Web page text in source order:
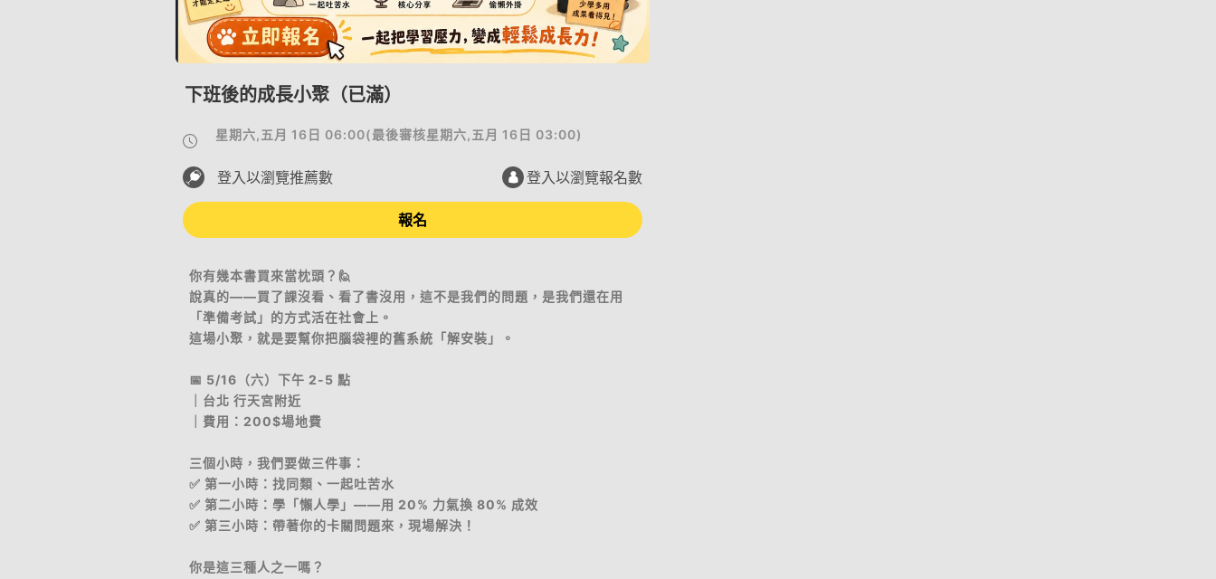
下班後的成長小聚（已滿）
星期六,五月 16日 06:00(最後審核星期六,五月 16日 03:00)
登入以瀏覽推薦數 登入以瀏覽報名數
報名
你有幾本書買來當枕頭？🙋
說真的——買了課沒看、看了書沒用，這不是我們的問題，是我們還在用
「準備考試」的方式活在社會上。
這場小聚，就是要幫你把腦袋裡的舊系統「解安裝」。
📅 5/16（六）下午 2-5 點
｜台北 行天宮附近
｜費用：200$場地費
三個小時，我們要做三件事：
✅ 第一小時：找同類、一起吐苦水
✅ 第二小時：學「懶人學」——用 20% 力氣換 80% 成效
✅ 第三小時：帶著你的卡關問題來，現場解決！
你是這三種人之一嗎？